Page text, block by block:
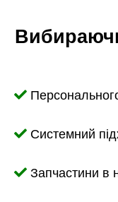
Системний
Запчастини в